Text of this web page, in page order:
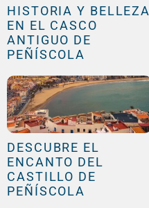
HISTORIA Y BELLEZA
EN EL CASCO
ANTIGUO DE
PEÑÍSCOLA
DESCUBRE EL
ENCANTO DEL
CASTILLO DE
PEÑÍSCOLA